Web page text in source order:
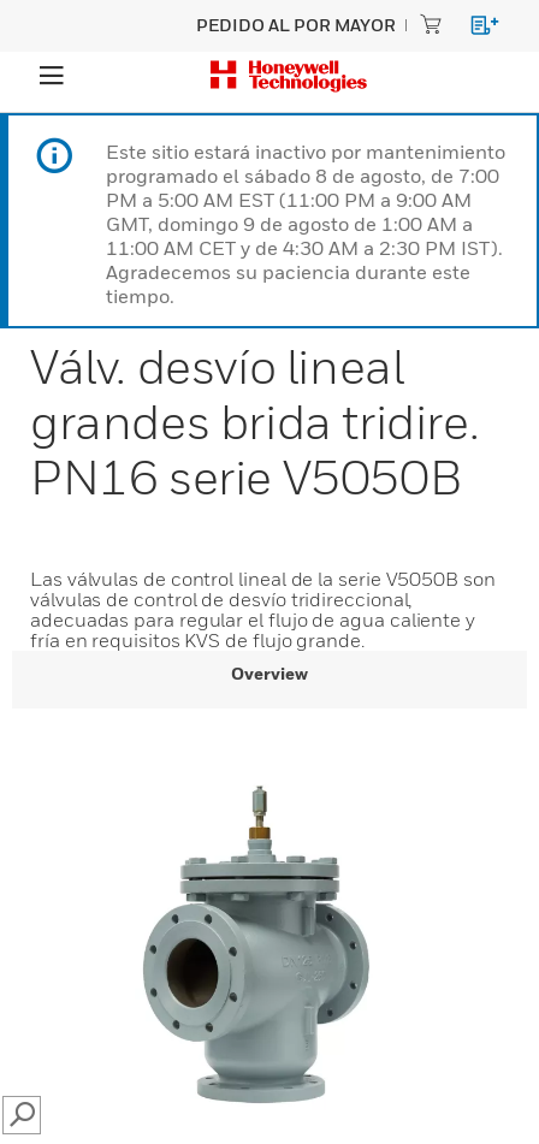
PEDIDO AL POR MAYOR
Este sitio estará inactivo por mantenimiento
programado el sábado 8 de agosto, de 7:00
PM a 5:00 AM EST (11:00 PM a 9:00 AM
GMT, domingo 9 de agosto de 1:00 AM a
11:00 AM CET y de 4:30 AM a 2:30 PM IST).
Agradecemos su paciencia durante este
tiempo.
Válv. desvío lineal
grandes brida tridire.
PN16 serie V5050B
Las válvulas de control lineal de la serie V5050B son
válvulas de control de desvío tridireccional,
adecuadas para regular el flujo de agua caliente y
fría en requisitos KVS de flujo grande.
Overview
SEARCH